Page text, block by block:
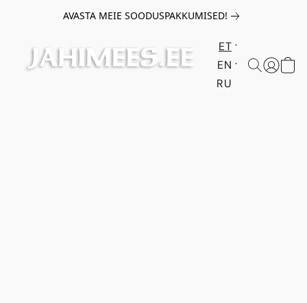
AVASTA MEIE SOODUSPAKKUMISED!
ET
EN
RU